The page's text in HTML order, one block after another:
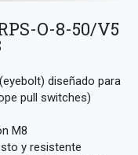
O-8-50/V5
diseñado para
pull switches)
M8
y resistente